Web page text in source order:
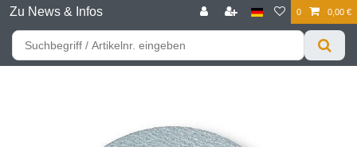
Zu News & Infos 0 0,00 €
Für bessere Preise HIER registrieren!